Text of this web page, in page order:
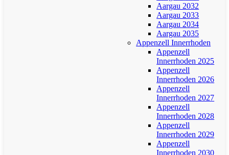
Aargau 2032
Aargau 2033
Aargau 2034
Aargau 2035
Appenzell Innerrhoden
Appenzell
Innerrhoden 2025
Appenzell
Innerrhoden 2026
Appenzell
Innerrhoden 2027
Appenzell
Innerrhoden 2028
Appenzell
Innerrhoden 2029
Appenzell
Innerrhoden 2030